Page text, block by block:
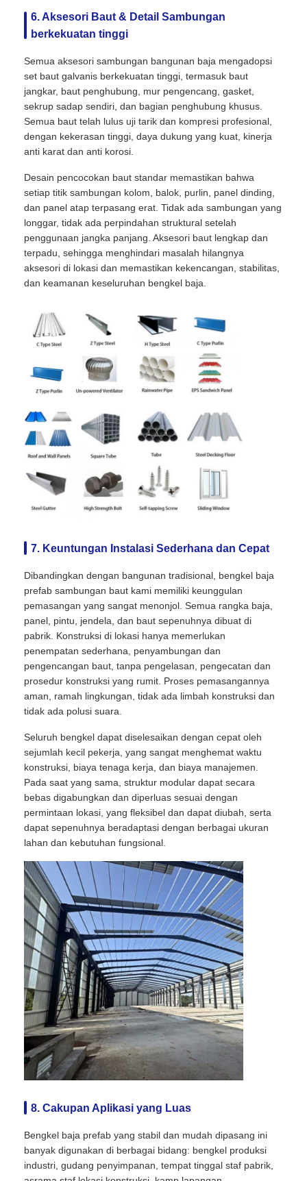
6. Aksesori Baut & Detail Sambungan
berkekuatan tinggi
Semua aksesori sambungan bangunan baja mengadopsi
set baut galvanis berkekuatan tinggi, termasuk baut
jangkar, baut penghubung, mur pengencang, gasket,
sekrup sadap sendiri, dan bagian penghubung khusus.
Semua baut telah lulus uji tarik dan kompresi profesional,
dengan kekerasan tinggi, daya dukung yang kuat, kinerja
anti karat dan anti korosi.
Desain pencocokan baut standar memastikan bahwa
setiap titik sambungan kolom, balok, purlin, panel dinding,
dan panel atap terpasang erat. Tidak ada sambungan yang
longgar, tidak ada perpindahan struktural setelah
penggunaan jangka panjang. Aksesori baut lengkap dan
terpadu, sehingga menghindari masalah hilangnya
aksesori di lokasi dan memastikan kekencangan, stabilitas,
dan keamanan keseluruhan bengkel baja.
7. Keuntungan Instalasi Sederhana dan Cepat
Dibandingkan dengan bangunan tradisional, bengkel baja
prefab sambungan baut kami memiliki keunggulan
pemasangan yang sangat menonjol. Semua rangka baja,
panel, pintu, jendela, dan baut sepenuhnya dibuat di
pabrik. Konstruksi di lokasi hanya memerlukan
penempatan sederhana, penyambungan dan
pengencangan baut, tanpa pengelasan, pengecatan dan
prosedur konstruksi yang rumit. Proses pemasangannya
aman, ramah lingkungan, tidak ada limbah konstruksi dan
tidak ada polusi suara.
Seluruh bengkel dapat diselesaikan dengan cepat oleh
sejumlah kecil pekerja, yang sangat menghemat waktu
konstruksi, biaya tenaga kerja, dan biaya manajemen.
Pada saat yang sama, struktur modular dapat secara
bebas digabungkan dan diperluas sesuai dengan
permintaan lokasi, yang fleksibel dan dapat diubah, serta
dapat sepenuhnya beradaptasi dengan berbagai ukuran
lahan dan kebutuhan fungsional.
8. Cakupan Aplikasi yang Luas
Bengkel baja prefab yang stabil dan mudah dipasang ini
banyak digunakan di berbagai bidang: bengkel produksi
industri, gudang penyimpanan, tempat tinggal staf pabrik,